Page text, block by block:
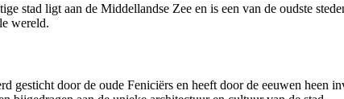
stad ligt aan de Middellandse Zee en is een van de oudste
wereld.
gesticht door de oude Feniciërs en heeft door de eeuwen heen